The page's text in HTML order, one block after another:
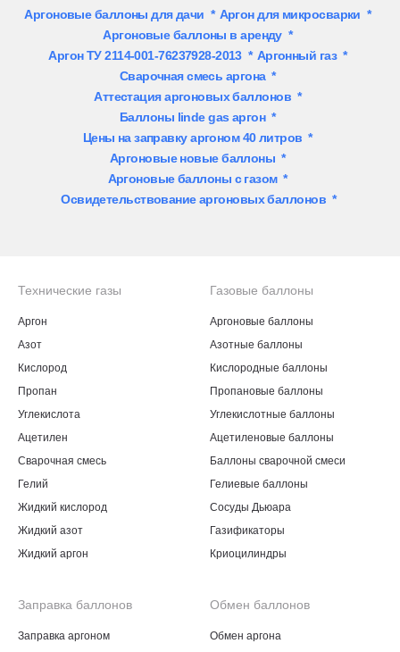
Аргоновые баллоны для дачи * Аргон для микросварки *
Аргоновые баллоны в аренду*
Аргон ТУ 2114-001-76237928-2013* Аргонный газ*
Сварочная смесь аргона*
Аттестация аргоновых баллонов *
Баллоны linde gas аргон*
Цены на заправку аргоном 40 литров *
Аргоновые новые баллоны *
Аргоновые баллоны с газом*
Освидетельствование аргоновых баллонов*
Технические газы
Аргон
Азот
Кислород
Пропан
Углекислота
Ацетилен
Сварочная смесь
Гелий
Жидкий кислород
Жидкий азот
Жидкий аргон
Газовые баллоны
Аргоновые баллоны
Азотные баллоны
Кислородные баллоны
Пропановые баллоны
Углекислотные баллоны
Ацетиленовые баллоны
Баллоны сварочной смеси
Гелиевые баллоны
Сосуды Дьюара
Газификаторы
Криоцилиндры
Заправка баллонов
Заправка аргоном
Обмен баллонов
Обмен аргона